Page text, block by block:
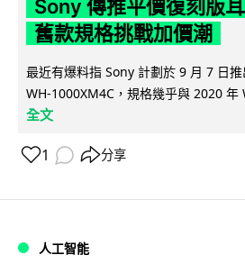
Sony 傳推平價復刻版
舊款規格挑戰加價潮
最近有爆料指 Sony 計劃於 9 月 7 日
WH-1000XM4C，規格幾乎與 2020 年
全文
1 分享
人工智能